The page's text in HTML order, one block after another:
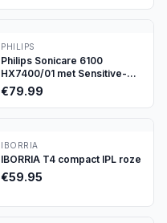
PHILIPS
Philips Sonicare 6100
HX7400/01 met Sensitive-
stand
€79.99
IBORRIA
IBORRIA T4 compact IPL roze
€59.95